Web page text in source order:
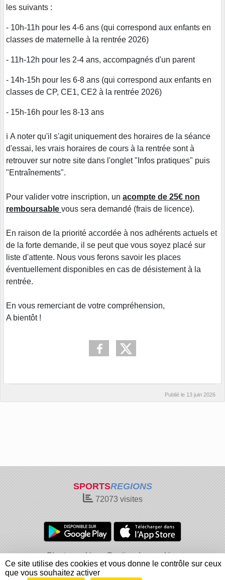
les suivants :
- 10h-11h pour les 4-6 ans (qui correspond aux enfants en
classes de maternelle à la rentrée 2026)
- 11h-12h pour les 2-4 ans, accompagnés d'un parent
- 14h-15h pour les 6-8 ans (qui correspond aux enfants en
classes de CP, CE1, CE2 à la rentrée 2026)
- 15h-16h pour les 8-13 ans
ℹ️ A noter qu'il s'agit uniquement des horaires de la séance
d'essai, les vrais horaires de cours à la rentrée sont à
retrouver sur notre site dans l'onglet "Infos pratiques" puis
"Entraînements".
Pour valider votre inscription, un acompte de 25€ non
remboursable vous sera demandé (frais de licence).
En raison de la priorité accordée à nos adhérents actuels et
de la forte demande, il se peut que vous soyez placé sur
liste d'attente. Nous vous ferons savoir les places
éventuellement disponibles en cas de désistement à la
rentrée.
En vous remerciant de votre compréhension,
A bientôt !
Publié le 13 juin 2026
SPORTSREGIONS
72073visites
Charte cookies
Gestion des cookies
Informations légales
Signaler un contenu inapproprié
Ce site utilise des cookies et vous donne le contrôle sur ceux
que vous souhaitez activer